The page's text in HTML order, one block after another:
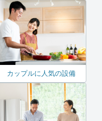
カップルに人気の設備